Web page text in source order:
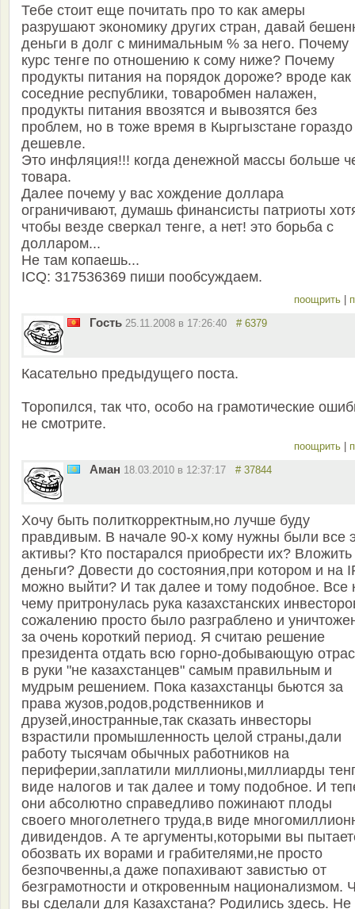
Тебе стоит еще почитать про то как амеры
разрушают экономику других стран, давай
деньги в долг с минимальным % за него. Почему
курс тенге по отношению к сому ниже? Почему
продукты питания на порядок дороже? вроде как
соседние республики, товаробмен налажен,
продукты питания ввозятся и вывозятся без
проблем, но в тоже время в Кыргызстане гораздо
дешевле.
Это инфляция!!! когда денежной массы больше
товара.
Далее почему у вас хождение доллара
ограничивают, думашь финансисты патриоты
чтобы везде сверкал тенге, а нет! это борьба с
долларом...
Не там копаешь...
ICQ: 317536369 пиши пообсуждаем.
поощрить
Гость 25.11.2008 в 17:26:40 # 6379
Касательно предыдущего поста.
Торопился, так что, особо на грамотические
не смотрите.
поощрить
Аман 18.03.2010 в 12:37:17 # 37844
Хочу быть политкорректным,но лучше буду
правдивым. В начале 90-х кому нужны были все
активы? Кто постарался приобрести их? Вложить
деньги? Довести до состояния,при котором и на
можно выйти? И так далее и тому подобное. Все
чему притронулась рука казахстанских
сожалению просто было разграблено и
за очень короткий период. Я считаю решение
президента отдать всю горно-добывающую
в руки "не казахстанцев" самым правильным и
мудрым решением. Пока казахстанцы бьются за
права жузов,родов,родственников и
друзей,иностранные,так сказать инвесторы
взрастили промышленность целой страны,дали
работу тысячам обычных работников на
периферии,заплатили миллионы,миллиарды
виде налогов и так далее и тому подобное. И
они абсолютно справедливо пожинают плоды
своего многолетнего труда,в виде
дивидендов. А те аргументы,которыми вы
обозвать их ворами и грабителями,не просто
безпочвенны,а даже попахивают завистью от
безграмотности и откровенным национализмом.
вы сделали для Казахстана? Родились здесь. Не